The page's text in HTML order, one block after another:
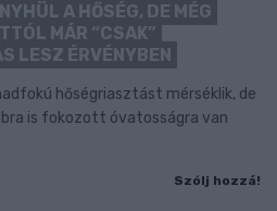
A HŐSÉG, DE MÉG
MÁR “CSAK”
LESZ ÉRVÉNYBEN
hőségriasztást mérséklik, de
is fokozott óvatosságra van
Szólj hozzá!